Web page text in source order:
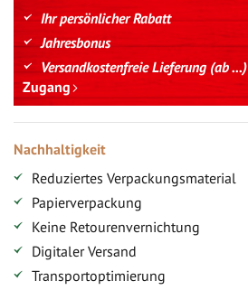
Ihr persönlicher Rabatt
Jahresbonus
Versandkostenfreie Lieferung (ab ...)
Zugang
Nachhaltigkeit
Reduziertes Verpackungsmaterial
Papierverpackung
Keine Retourenvernichtung
Digitaler Versand
Transportoptimierung